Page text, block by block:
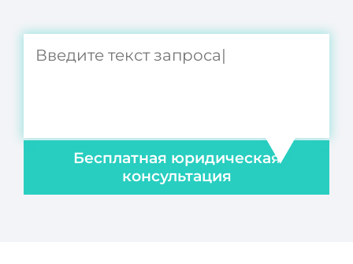
Бесплатная юридическая
консультация